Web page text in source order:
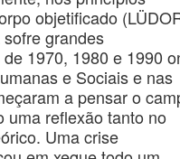
objetificado
grandes
1970, 1980 e 1990
e Sociais e nas
a pensar o
uma reflexão tanto no
Uma crise